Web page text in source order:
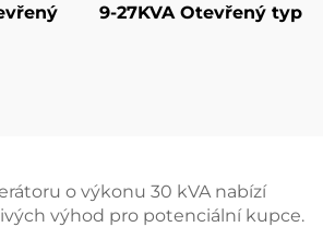
9-27KVA Otevřený typ
o výkonu 30 kVA nabízí
výhod pro potenciální kupce.